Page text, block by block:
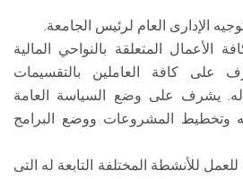
الإدارى العام لرئيس الجامعة.
الأعمال المتعلقة بالنواحي المالية
على كافة العاملين بالتقسيمات
له. يشرف على وضع السياسة العامة
له وتخطيط المشروعات ووضع البرامج
للأنشطة المختلفة التابعة له التى